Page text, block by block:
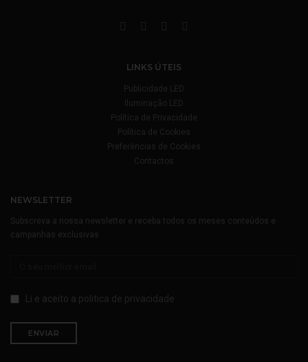
LINKS ÚTEIS
Publicidade LED
Iluminação LED
Política de Privacidade
Política de Cookies
Preferências de Cookies
Contactos
NEWSLETTER
Subscreva a nossa newsletter e receba todos os meses conteúdos e
campanhas exclusivas
Li e aceito a politica de privacidade